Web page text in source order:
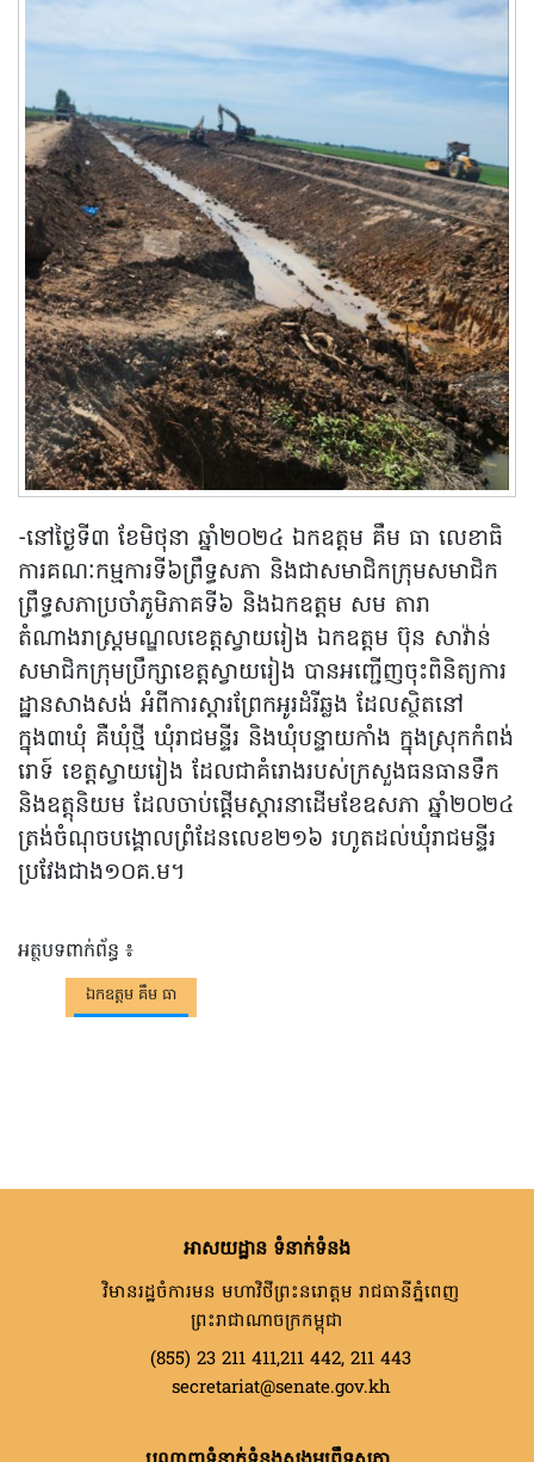
-នៅថ្ងៃទី៣ ខែមិថុនា ឆ្នាំ២០២៤ ឯកឧត្តម គឹម ធា លេខាធិ
ការគណៈកម្មការទី៦ព្រឹទ្ធសភា និងជាសមាជិកក្រុមសមាជិក
ព្រឹទ្ធសភាប្រចាំភូមិភាគទី៦ និងឯកឧត្តម សម តារា
តំណាងរាស្ត្រមណ្ឌលខេត្តស្វាយរៀង ឯកឧត្តម ប៊ុន សាវ៉ាន់
សមាជិកក្រុមប្រឹក្សាខេត្តស្វាយរៀង បានអញ្ជើញចុះពិនិត្យការ
ដ្ឋានសាងសង់ អំពីការស្តារព្រែកអូរដំរីឆ្លង ដែលស្ថិតនៅ
ក្នុង៣ឃុំ គឺឃុំថ្មី ឃុំរាជមន្ទីរ និងឃុំបន្ទាយកាំង ក្នុងស្រុកកំពង់
រោទ៍ ខេត្តស្វាយរៀង ដែលជាគំរោងរបស់ក្រសួងធនធានទឹក
និងឧត្តុនិយម ដែលចាប់ផ្តើមស្តារនាដើមខែឧសភា ឆ្នាំ២០២៤
ត្រង់ចំណុចបង្គោលព្រំដែនលេខ២១៦ រហូតដល់ឃុំរាជមន្ទីរ
ប្រវែងជាង១០គ.ម។
អត្ថបទពាក់ព័ន្ធ ៖
ឯកឧត្តម គឹម ធា
អាសយដ្ឋាន ទំនាក់ទំនង
វិមានរដ្ឋចំការមន មហាវិថីព្រះនរោត្តម រាជធានីភ្នំពេញ
ព្រះរាជាណាចក្រកម្ពុជា
(855) 23 211 411,211 442, 211 443
secretariat@senate.gov.kh